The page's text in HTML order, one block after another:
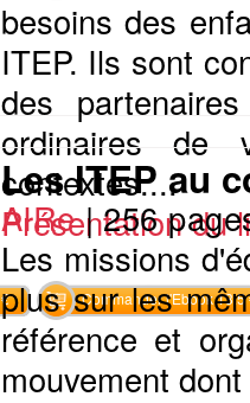
besoins des
ITEP. Ils sont
des
ordinaires de
contextes....
Présentation du
Commander l'Ebook 13.5
Les ITEP au
AIRe |256
Les missions
plus sur les
référence et
mouvement